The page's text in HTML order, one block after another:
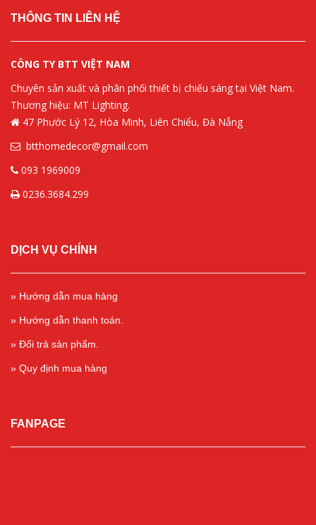
THÔNG TIN LIÊN HỆ
CÔNG TY BTT VIỆT NAM
Chuyên sản xuất và phân phối thiết bị chiếu sáng tại Việt Nam.
Thương hiệu: MT Lighting.
47 Phước Lý 12, Hòa Minh, Liên Chiểu, Đà Nẵng
btthomedecor@gmail.com
093 1969009
0236.3684.299
DỊCH VỤ CHÍNH
» Hướng dẫn mua hàng
» Hướng dẫn thanh toán.
» Đổi trả sản phẩm.
» Quy định mua hàng
FANPAGE